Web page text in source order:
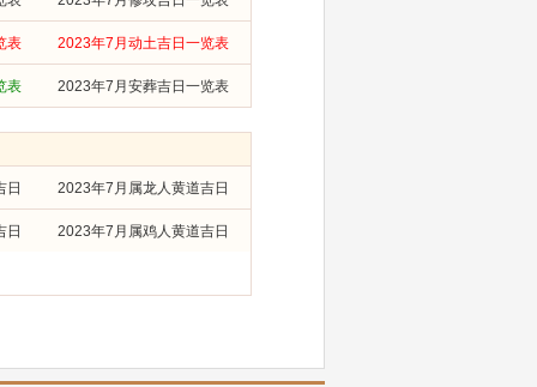
表 2023年7月动土吉日一览表
表 2023年7月安葬吉日一览表
日 2023年7月属龙人黄道吉日
日 2023年7月属鸡人黄道吉日